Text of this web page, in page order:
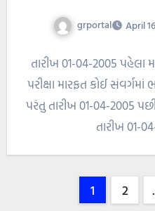
grportal April
તારીખ 01-04-2005 પહેલા
પરીક્ષા મારફત કોઈ સંવર્ગમાં
પરંતુ તારીખ 01-04-2005
તારીખ 01-
1 2